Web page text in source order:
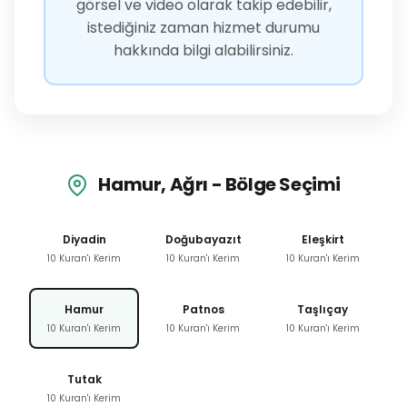
görsel ve video olarak takip edebilir,
istediğiniz zaman hizmet durumu
hakkında bilgi alabilirsiniz.
Hamur, Ağrı - Bölge Seçimi
Diyadin
10 Kuran'ı Kerim
Doğubayazıt
10 Kuran'ı Kerim
Eleşkirt
10 Kuran'ı Kerim
Hamur
10 Kuran'ı Kerim
Patnos
10 Kuran'ı Kerim
Taşlıçay
10 Kuran'ı Kerim
Tutak
10 Kuran'ı Kerim